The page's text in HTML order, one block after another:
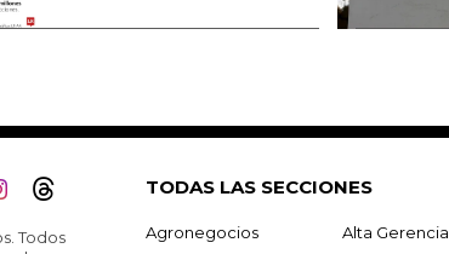
Todos
TODAS LAS SECCIONES
Agronegocios Alta Gerencia